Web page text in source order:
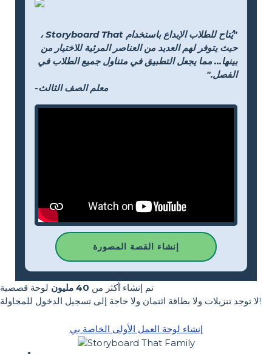
"يُتاح للطلاب الإبداع باستخدام Storyboard That ،
حيث يتوفر لهم العديد من العناصر المرئية للاختيار من
بينها... مما يجعل التطبيق في متناول جميع الطلاب في
الفصل."
-معلم الصف الثالث
إنشاء القصة المصورة
تم إنشاء أكثر من 40 مليون
لوحة قصصية
لا توجد تنزيلات ولا بطاقة ائتمان ولا حاجة إلى تسجيل الدخول للمحاولة!
إنشاء لوحة العمل الأولى الخاصة بي